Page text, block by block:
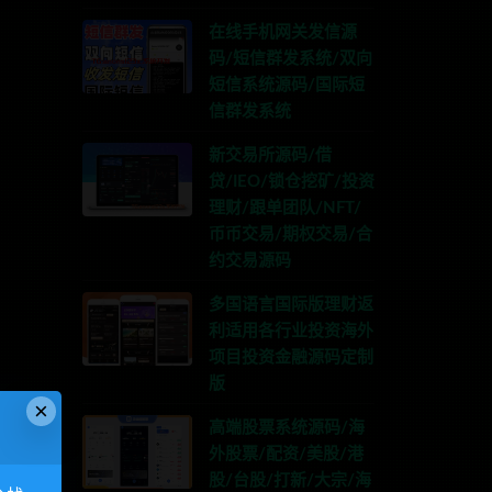
在线手机网关发信源
码/短信群发系统/双向
短信系统源码/国际短
信群发系统
新交易所源码/借
贷/IEO/锁仓挖矿/投资
理财/跟单团队/NFT/
币币交易/期权交易/合
约交易源码
多国语言国际版理财返
利适用各行业投资海外
项目投资金融源码定制
版
高端股票系统源码/海
外股票/配资/美股/港
股/台股/打新/大宗/海
×